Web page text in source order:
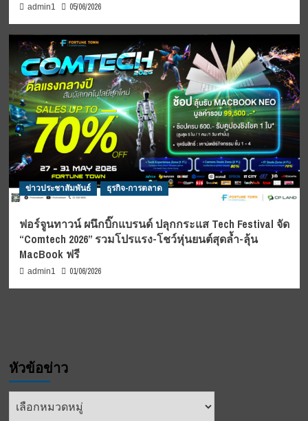
admin1 05/06/2026
ข่าวประชาสัมพันธ์ ธุรกิจ-การตลาด
ฟอร์จูนทาวน์ ผนึกบิ๊กแบรนด์ ปลุกกระแส Tech Festival จัด
“Comtech 2026” รวมโปรแรง-โชว์หุ่นยนต์สุดล้ำ-ลุ้น
MacBook ฟรี
admin1 01/06/2026
หัวข้อข่าว
หัวข้อ